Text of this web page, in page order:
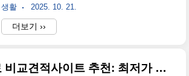
편하게 확인하는 방법과 새로 도입된 원클
릭 환급신고 서비스까지 상세하게 안내해드
리니 끝까지 읽어보시면 도움이 될 것입니
실제로 내야 할 세금보다..
지, 공제 한도는 얼마인지, 어떤 카드를 사용
해야 더 많은 혜택을 받을 수 있는지 궁금증
이 생기죠.안녕하세요! 연말정산 시즌을 맞
비해도 어떤 결제수단을 사용하느냐에 따라
생활 2025. 10. 21.
더보기 ››
자동차보험료 비교견적사이트 추천: 최저가 보험료 비교, 자동차보험 비교사이트